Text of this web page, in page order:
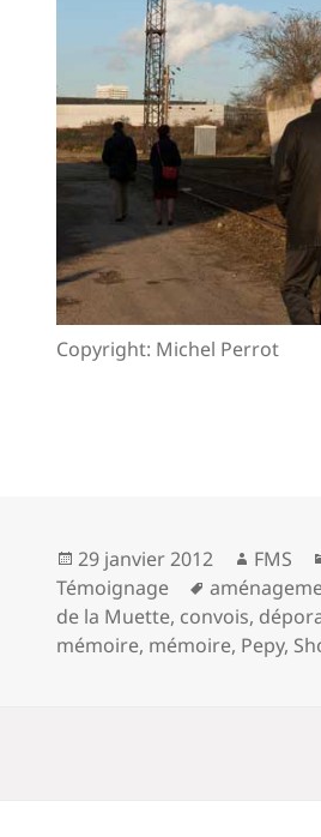
Copyright: Michel Perrot
Publié
le
29 janvier 2012 Auteur
FMS
Témoignage
Mots-
clés
de la Muette, convois,
mémoire, mémoire, Pepy,